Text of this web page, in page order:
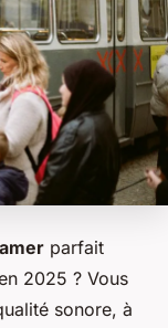
parfait
2025 ? Vous
sonore, à